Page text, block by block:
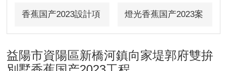
香蕉国产2023設計項 燈光香蕉国产2023案
益陽市資陽區新橋河鎮向家堤郭府雙拚